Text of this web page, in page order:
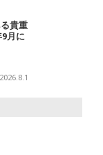
貴重
月に
2026.8.1